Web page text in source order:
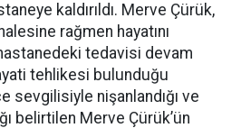
kaldırıldı. Merve Çürük,
rağmen hayatını
tedavisi devam
tehlikesi bulunduğu
sevgilisiyle nişanlandığı ve
belirtilen Merve Çürük’ün